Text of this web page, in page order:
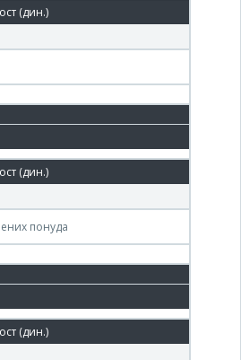
Теразије 23, Београд,
Теразије 23, Београд,
понуда
Теразије 23, Београд,